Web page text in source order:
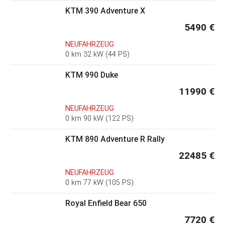
KTM 390 Adventure X
5490 €
NEUFAHRZEUG
0 km 32 kW (44 PS)
KTM 990 Duke
11990 €
NEUFAHRZEUG
0 km 90 kW (122 PS)
KTM 890 Adventure R Rally
22485 €
NEUFAHRZEUG
0 km 77 kW (105 PS)
Royal Enfield Bear 650
7720 €